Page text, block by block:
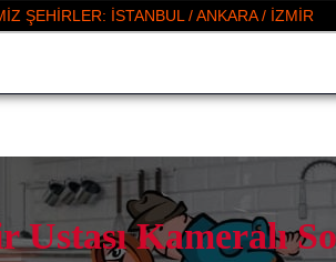
ŞEHİRLER: İSTANBUL / ANKARA / İZMİR
Kameralı